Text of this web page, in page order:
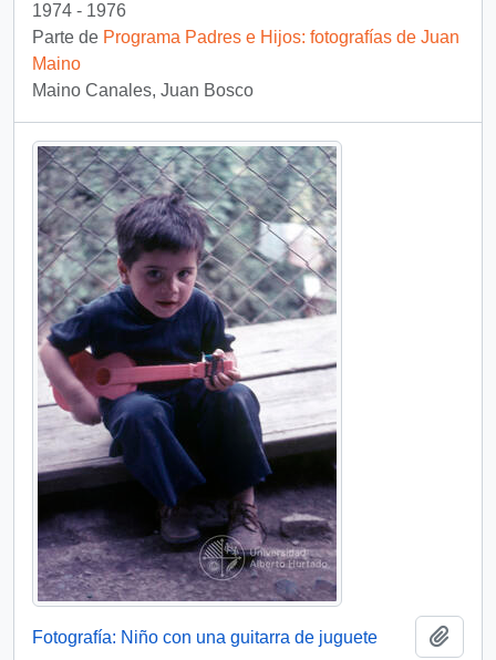
1974 - 1976
Parte de Programa Padres e Hijos: fotografías de Juan
Maino
Maino Canales, Juan Bosco
Fotografía: Niño con una guitarra de juguete